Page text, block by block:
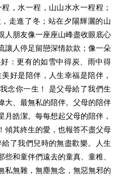
，水一程，山山水水一程程；
走進了冬；站在夕陽輝灑的山
人朋友像一座座山峰盡收眼底心
讓人停足留戀深情款款；像一朵
：更有的如雪中得炭、雨中得
好是陪伴，人生幸福是陪伴，
念你一生！ 是父母給了我們生
大、最無私的陪伴。父母的陪伴
皓潔。每每想起父母的陪伴，
傾其終生的愛，也報答不盡父母
了我們兒時的無盡歡樂。人生
和童伴們遠去的童真、童稚、
私無雜，無塵無念，無惡無邪的